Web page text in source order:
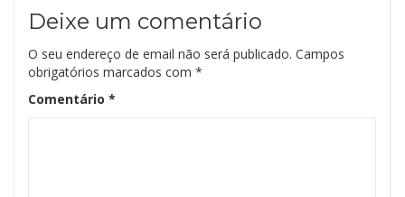
Deixe um comentário
O seu endereço de email não será publicado. Campos
obrigatórios marcados com *
Comentário *